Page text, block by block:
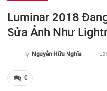
Luminar 2018
Sửa Ảnh Như
By Nguyễn Hữu Nghĩa
0